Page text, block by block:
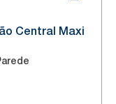
Central Maxi